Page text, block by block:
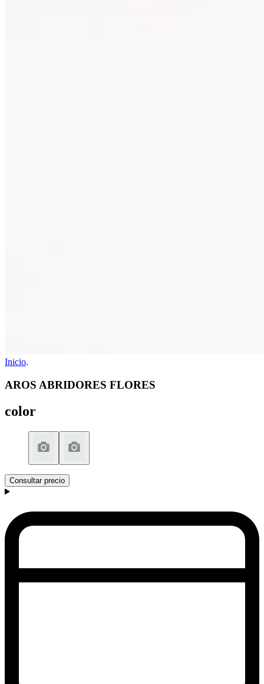
Inicio.
AROS ABRIDORES FLORES
color
Consultar precio